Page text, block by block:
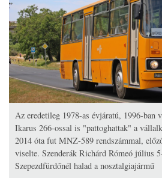
Az eredetileg 1978-as évjáratú, 1996-ban
Ikarus 266-ossal is "pattoghattak" a
2014 óta fut MNZ-589 rendszámmal,
viselte. Szenderák Richárd Rómeó július
Szepezdfürdőnél halad a nosztalgiajármű